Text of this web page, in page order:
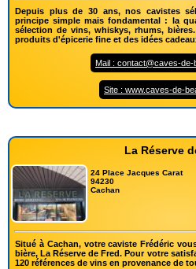
Depuis plus de 30 ans, nos cavistes
principe simple mais fondamental : la
sélection de vins, whiskys, rhums,
produits d'épicerie fine et des idées
Mail : contact@caves-
Site : www.caves-de-
La Réserve
24 Place Jacques Carat
94230
Cachan
Situé à Cachan, votre caviste Frédéric
bière, La Réserve de Fred. Pour votre
120 références de vins en provenance de